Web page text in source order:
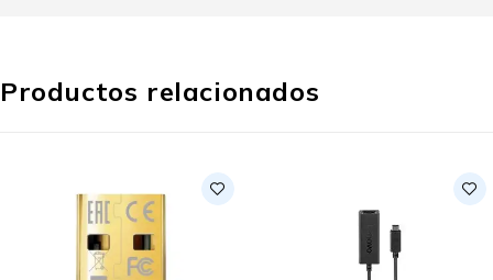
Productos relacionados